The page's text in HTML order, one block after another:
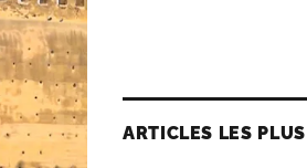
ARTICLES LES